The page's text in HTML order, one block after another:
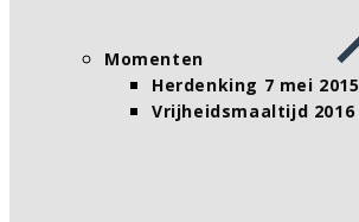
Momenten
Herdenking 7 mei 2015
Vrijheidsmaaltijd 2016